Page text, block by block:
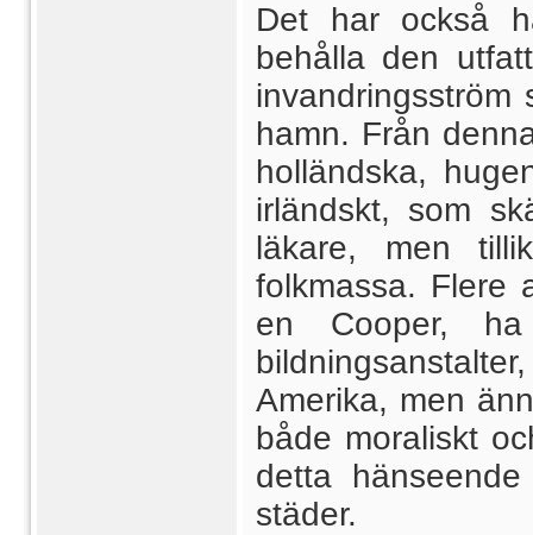
Det har också
behålla den
hamn. Från
holländska,
irländskt, som
läkare, men
folkmassa. Flere
en Cooper,
Amerika, men
både moraliskt
detta
städer.